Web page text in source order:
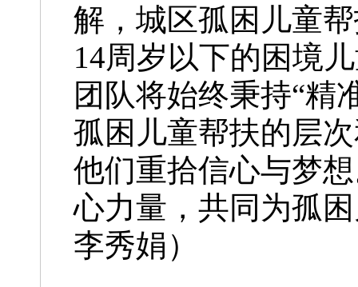
解，城区孤困儿童
14周岁以下的困境
团队将始终秉持“精
孤困儿童帮扶的层
他们重拾信心与梦
心力量，共同为孤
李秀娟）